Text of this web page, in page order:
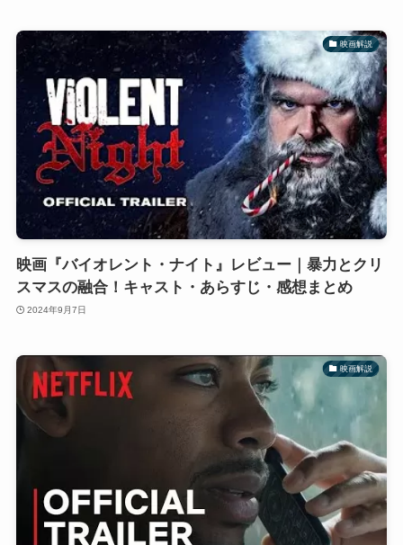
映画解説
映画『バイオレント・ナイト』レビュー｜暴力とクリ
スマスの融合！キャスト・あらすじ・感想まとめ
2024年9月7日
映画解説